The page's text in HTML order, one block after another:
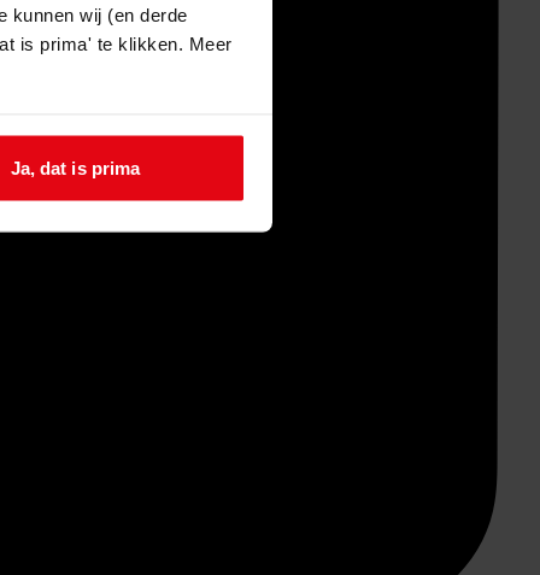
kunnen wij (en derde
is prima' te klikken. Meer
Ja, dat is prima